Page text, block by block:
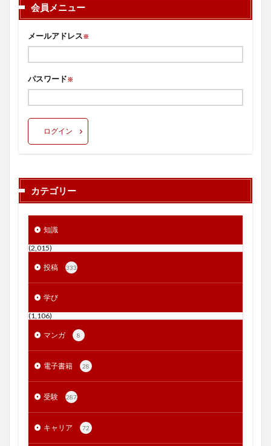
会員メニュー
メールアドレス※
パスワード※
ログイン
カテゴリー
知識
(2,015)
投稿 333
学び
(1,106)
マンガ 8
電子書籍 28
受験 287
キャリア 72